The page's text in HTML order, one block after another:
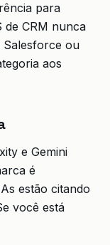
para
de CRM nunca
Salesforce ou
aos
e Gemini
é
estão citando
você está